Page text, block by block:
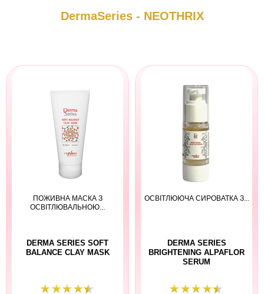
DermaSeries - NEOTHRIX
ПОЖИВНА МАСКА З
ОСВІТЛЮВАЛЬНОЮ...
DERMA SERIES SOFT
BALANCE CLAY MASK
ОСВІТЛЮЮЧА СИРОВАТКА З...
DERMA SERIES
BRIGHTENING ALPAFLOR
SERUM